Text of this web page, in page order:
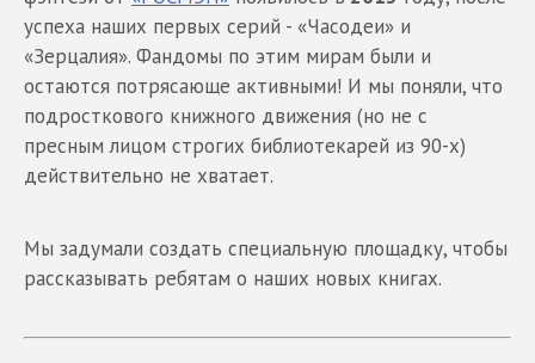
успеха наших первых серий - «Часодеи» и
«Зерцалия». Фандомы по этим мирам были и
остаются потрясающе активными! И мы поняли, что
подросткового книжного движения (но не с
пресным лицом строгих библиотекарей из 90-х)
действительно не хватает.
Мы задумали создать специальную площадку, чтобы
рассказывать ребятам о наших новых книгах.